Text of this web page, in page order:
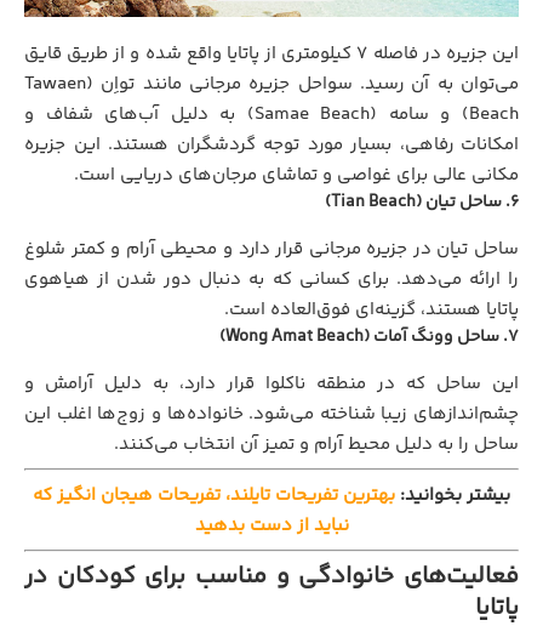
این جزیره در فاصله ۷ کیلومتری از پاتایا واقع شده و از طریق قایق
می‌توان به آن رسید. سواحل جزیره مرجانی مانند تواِن (Tawaen
Beach) و سامه (Samae Beach) به دلیل آب‌های شفاف و
امکانات رفاهی، بسیار مورد توجه گردشگران هستند. این جزیره
مکانی عالی برای غواصی و تماشای مرجان‌های دریایی است.
۶. ساحل تیان (Tian Beach)
ساحل تیان در جزیره مرجانی قرار دارد و محیطی آرام و کمتر شلوغ
را ارائه می‌دهد. برای کسانی که به دنبال دور شدن از هیاهوی
پاتایا هستند، گزینه‌ای فوق‌العاده است.
۷. ساحل وونگ آمات (Wong Amat Beach)
این ساحل که در منطقه ناکلوا قرار دارد، به دلیل آرامش و
چشم‌اندازهای زیبا شناخته می‌شود. خانواده‌ها و زوج‌ها اغلب این
ساحل را به دلیل محیط آرام و تمیز آن انتخاب می‌کنند.
بیشتر بخوانید: بهترین تفریحات تایلند، تفریحات هیجان انگیز که
نباید از دست بدهید
فعالیت‌های خانوادگی و مناسب برای کودکان در
پاتایا